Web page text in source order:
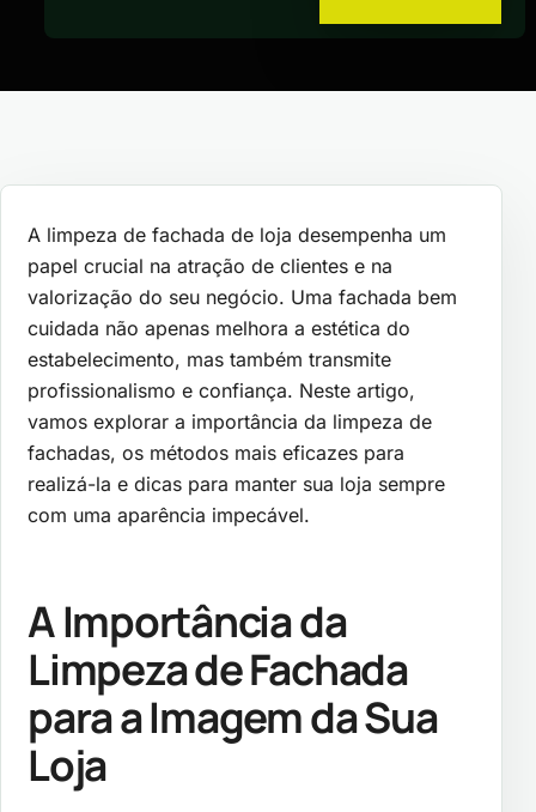
A limpeza de fachada de loja desempenha um
papel crucial na atração de clientes e na
valorização do seu negócio. Uma fachada bem
cuidada não apenas melhora a estética do
estabelecimento, mas também transmite
profissionalismo e confiança. Neste artigo,
vamos explorar a importância da limpeza de
fachadas, os métodos mais eficazes para
realizá-la e dicas para manter sua loja sempre
com uma aparência impecável.
A Importância da
Limpeza de Fachada
para a Imagem da Sua
Loja